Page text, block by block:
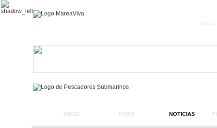
INICIO FORO NOTICIAS